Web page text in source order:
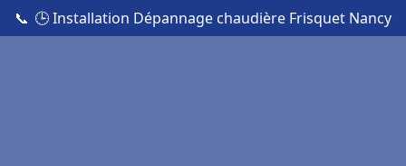
📞 🕒 Installation Dépannage chaudière Frisquet Nancy